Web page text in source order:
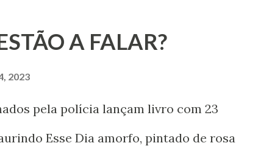
sementes determinadas terá
escolha.
A FALAR?
2023
pela polícia lançam livro com 23
Esse Dia amorfo, pintado de rosa